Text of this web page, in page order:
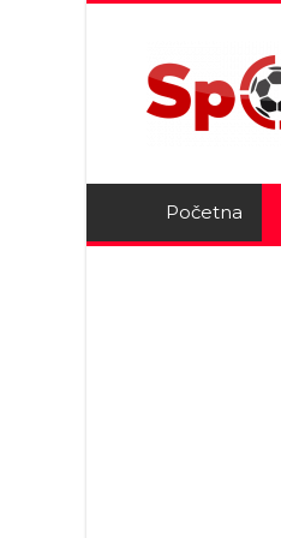
Početna